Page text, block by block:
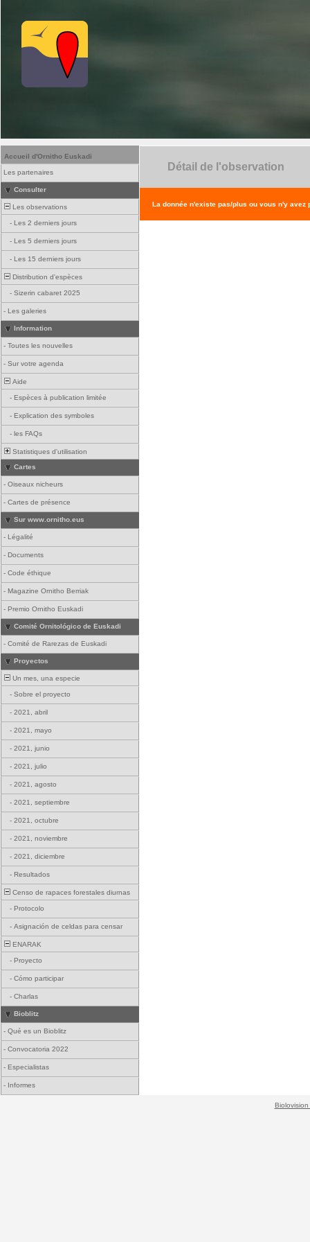
Accueil d'Ornitho Euskadi
Les partenaires
Consulter
Les observations
- Les 2 derniers jours
- Les 5 derniers jours
- Les 15 derniers jours
Distribution d'espèces
- Sizerin cabaret 2025
- Les galeries
Information
- Toutes les nouvelles
- Sur votre agenda
Aide
- Espèces à publication limitée
- Explication des symboles
- les FAQs
Statistiques d'utilisation
Cartes
- Oiseaux nicheurs
- Cartes de présence
Sur www.ornitho.eus
- Légalité
- Documents
- Code éthique
- Magazine Ornitho Berriak
- Premio Ornitho Euskadi
Comité Ornitológico de Euskadi
- Comité de Rarezas de Euskadi
Proyectos
Un mes, una especie
- Sobre el proyecto
- 2021, abril
- 2021, mayo
- 2021, junio
- 2021, julio
- 2021, agosto
- 2021, septiembre
- 2021, octubre
- 2021, noviembre
- 2021, diciembre
- Resultados
Censo de rapaces forestales diurnas
- Protocolo
- Asignación de celdas para censar
ENARAK
- Proyecto
- Cómo participar
- Charlas
Bioblitz
- Qué es un Bioblitz
- Convocatoria 2022
- Especialistas
- Informes
Détail de l'observation
La donnée n'existe pas/plus ou vous n'y avez
Biolovision